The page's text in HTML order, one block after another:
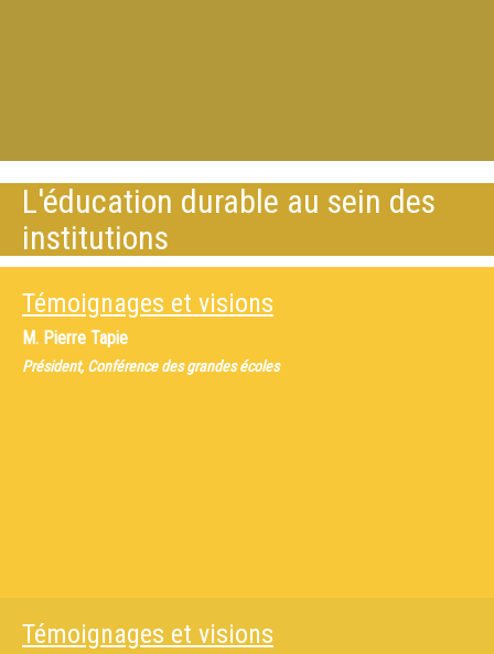
L'éducation durable au sein des
institutions
Témoignages et visions
M. Pierre Tapie
Président, Conférence des grandes écoles
Témoignages et visions